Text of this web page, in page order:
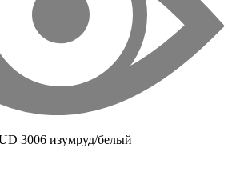
3006 изумруд/белый